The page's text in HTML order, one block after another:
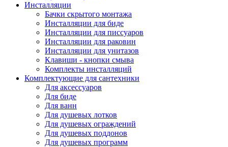
Инсталляции
Бачки скрытого монтажа
Инсталляции для биде
Инсталляции для писсуаров
Инсталляции для раковин
Инсталляции для унитазов
Клавиши - кнопки смыва
Комплекты инсталляций
Комплектующие для сантехники
Для аксессуаров
Для биде
Для ванн
Для душевых лотков
Для душевых ограждений
Для душевых поддонов
Для душевых программ